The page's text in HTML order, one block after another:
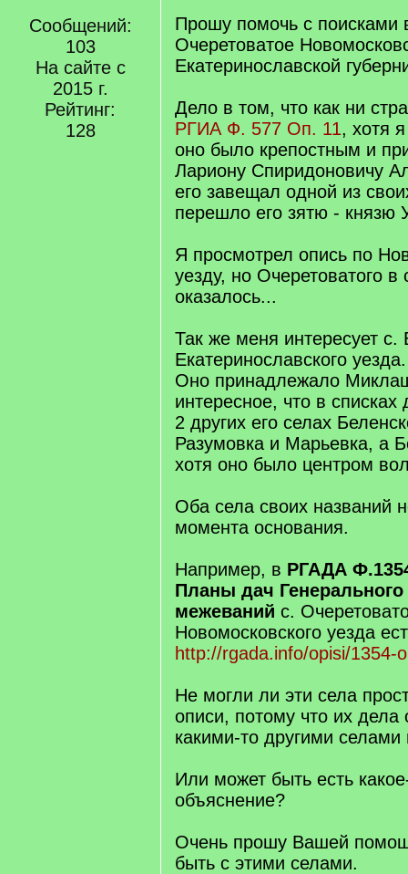
Сообщений:
103
На сайте с
2015 г.
Рейтинг:
128
Прошу помочь с поисками
Очеретоватое
Екатеринославской
Дело в том, что как ни
РГИА Ф. 577 Оп. 11, хотя
оно было крепостным и
Лариону Спиридоновичу
его завещал одной из
перешло его зятю - князю
Я просмотрел опись по
уезду, но Очеретоватого в
оказалось...
Так же меня интересует с.
Екатеринославского уезда.
Оно принадлежало
интересное, что в списках
2 других его селах
Разумовка и Марьевка, а
хотя оно было центром
Оба села своих названий
момента основания.
Например, в РГАДА
Планы дач
межеваний с.
Новомосковского уезда
http://rgada.info/opisi/1354-
Не могли ли эти села
описи, потому что их
какими-то другими
Или может быть есть
объяснение?
Очень прошу Вашей
быть с этими селами.